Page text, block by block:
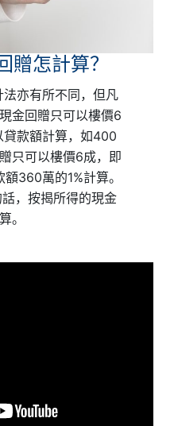
贈怎計算？
亦有所不同，但凡
金回贈只可以樓價6
貸款額計算，如400
只可以樓價6成，即
360萬的1%計算。
，按揭所得的現金
。